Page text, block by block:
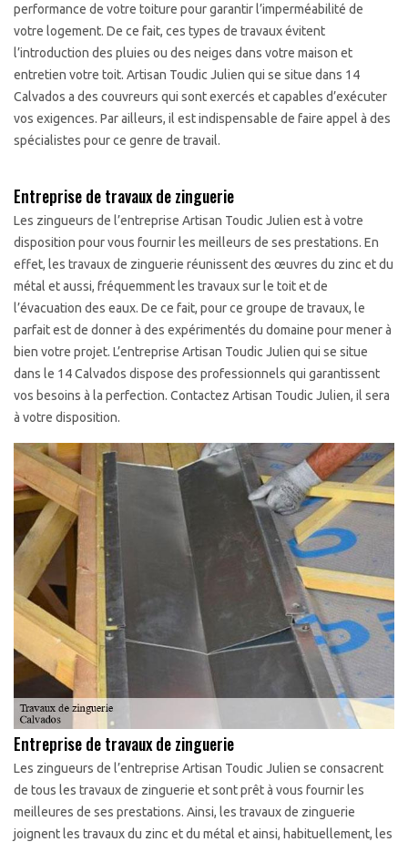
performance de votre toiture pour garantir l’imperméabilité de
votre logement. De ce fait, ces types de travaux évitent
l’introduction des pluies ou des neiges dans votre maison et
entretien votre toit. Artisan Toudic Julien qui se situe dans 14
Calvados a des couvreurs qui sont exercés et capables d’exécuter
vos exigences. Par ailleurs, il est indispensable de faire appel à des
spécialistes pour ce genre de travail.
Entreprise de travaux de zinguerie
Les zingueurs de l’entreprise Artisan Toudic Julien est à votre
disposition pour vous fournir les meilleurs de ses prestations. En
effet, les travaux de zinguerie réunissent des œuvres du zinc et du
métal et aussi, fréquemment les travaux sur le toit et de
l’évacuation des eaux. De ce fait, pour ce groupe de travaux, le
parfait est de donner à des expérimentés du domaine pour mener à
bien votre projet. L’entreprise Artisan Toudic Julien qui se situe
dans le 14 Calvados dispose des professionnels qui garantissent
vos besoins à la perfection. Contactez Artisan Toudic Julien, il sera
à votre disposition.
Entreprise de travaux de zinguerie
Les zingueurs de l’entreprise Artisan Toudic Julien se consacrent
de tous les travaux de zinguerie et sont prêt à vous fournir les
meilleures de ses prestations. Ainsi, les travaux de zinguerie
joignent les travaux du zinc et du métal et ainsi, habituellement, les